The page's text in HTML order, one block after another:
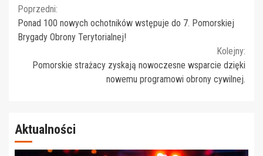
Continue
Reading
Poprzedni:
Ponad 100 nowych ochotników wstępuje do 7. Pomorskiej
Brygady Obrony Terytorialnej!
Kolejny:
Pomorskie strażacy zyskają nowoczesne wsparcie dzięki
nowemu programowi obrony cywilnej.
Aktualności